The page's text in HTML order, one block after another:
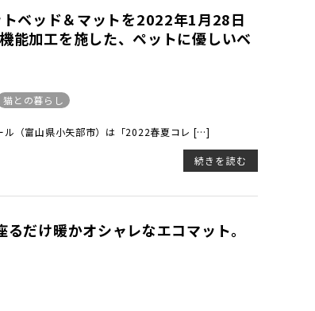
ベッド＆マットを2022年1月28日
能加工を施した、ペットに優しいベ
猫との暮らし
ル（富山県小矢部市）は「2022春夏コレ […]
続きを読む
だけ暖かオシャレなエコマット。